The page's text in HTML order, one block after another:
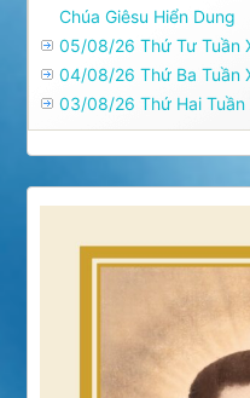
Chúa Giêsu Hiển Dung
05/08/26 Thứ Tư Tuần
04/08/26 Thứ Ba Tuần
03/08/26 Thứ Hai Tuần